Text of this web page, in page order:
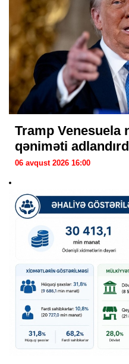
Tramp Venesuela
qəniməti
06 avqust 2026 16:00